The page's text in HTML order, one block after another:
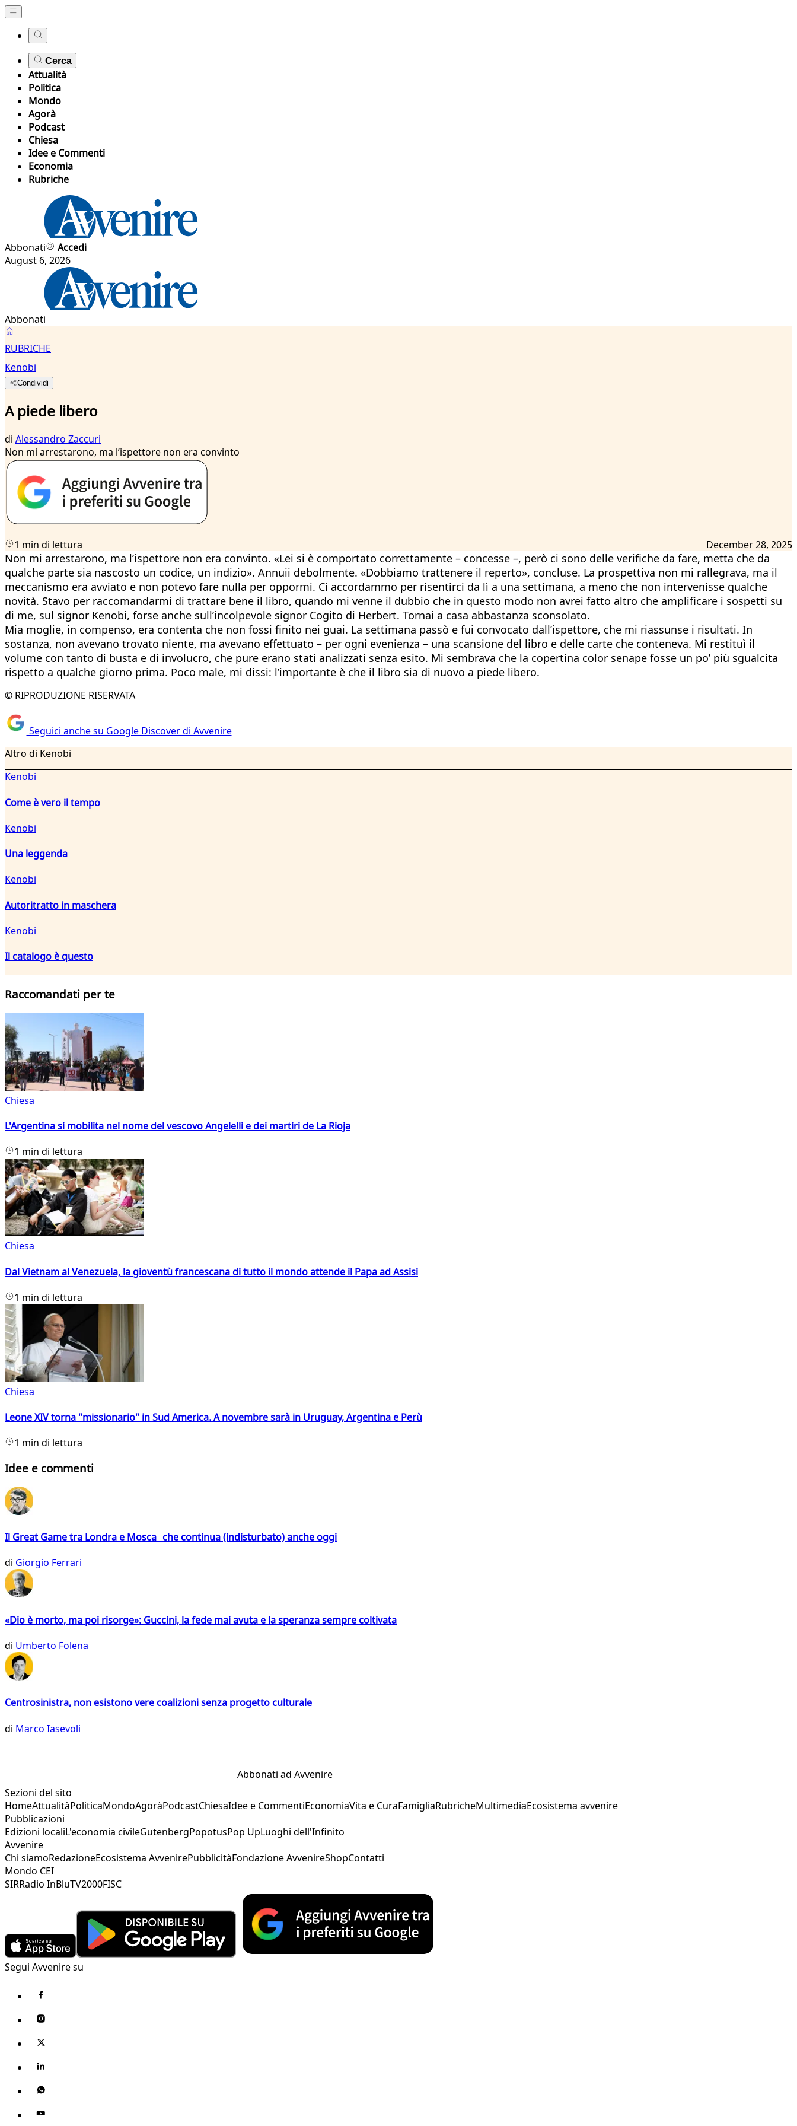
Cerca
Attualità
Politica
Mondo
Agorà
Podcast
Chiesa
Idee e Commenti
Economia
Rubriche
Abbonati
Accedi
August 6, 2026
Abbonati
RUBRICHE
Kenobi
Condividi
A piede libero
di Alessandro Zaccuri
Non mi arrestarono, ma l’ispettore non era convinto
1 min di lettura December 28, 2025
Non mi arrestarono, ma l’ispettore non era convinto. «Lei si è comportato correttamente – concesse –, però ci sono delle verifiche da fare, metta che da
qualche parte sia nascosto un codice, un indizio». Annuii debolmente. «Dobbiamo trattenere il reperto», concluse. La prospettiva non mi rallegrava, ma il
meccanismo era avviato e non potevo fare nulla per oppormi. Ci accordammo per risentirci da lì a una settimana, a meno che non intervenisse qualche
novità. Stavo per raccomandarmi di trattare bene il libro, quando mi venne il dubbio che in questo modo non avrei fatto altro che amplificare i sospetti su
di me, sul signor Kenobi, forse anche sull’incolpevole signor Cogito di Herbert. Tornai a casa abbastanza sconsolato.
Mia moglie, in compenso, era contenta che non fossi finito nei guai. La settimana passò e fui convocato dall’ispettore, che mi riassunse i risultati. In
sostanza, non avevano trovato niente, ma avevano effettuato – per ogni evenienza – una scansione del libro e delle carte che conteneva. Mi restituì il
volume con tanto di busta e di involucro, che pure erano stati analizzati senza esito. Mi sembrava che la copertina color senape fosse un po’ più sgualcita
rispetto a qualche giorno prima. Poco male, mi dissi: l’importante è che il libro sia di nuovo a piede libero.
© RIPRODUZIONE RISERVATA
Seguici anche su Google Discover di Avvenire
Altro di Kenobi
Kenobi
Come è vero il tempo
Kenobi
Una leggenda
Kenobi
Autoritratto in maschera
Kenobi
Il catalogo è questo
Raccomandati per te
Chiesa
L'Argentina si mobilita nel nome del vescovo Angelelli e dei martiri de La Rioja
1 min di lettura
Chiesa
Dal Vietnam al Venezuela, la gioventù francescana di tutto il mondo attende il Papa ad Assisi
1 min di lettura
Chiesa
Leone XIV torna "missionario" in Sud America. A novembre sarà in Uruguay, Argentina e Perù
1 min di lettura
Idee e commenti
Il Great Game tra Londra e Mosca che continua (indisturbato) anche oggi
di Giorgio Ferrari
«Dio è morto, ma poi risorge»: Guccini, la fede mai avuta e la speranza sempre coltivata
di Umberto Folena
Centrosinistra, non esistono vere coalizioni senza progetto culturale
di Marco Iasevoli
Abbonati ad Avvenire
Sezioni del sito
HomeAttualitàPoliticaMondoAgoràPodcastChiesaIdee e CommentiEconomiaVita e CuraFamigliaRubricheMultimediaEcosistema avvenire
Pubblicazioni
Edizioni localiL'economia civileGutenbergPopotusPop UpLuoghi dell'Infinito
Avvenire
Chi siamoRedazioneEcosistema AvvenirePubblicitàFondazione AvvenireShopContatti
Mondo CEI
SIRRadio InBluTV2000FISC
Segui Avvenire su